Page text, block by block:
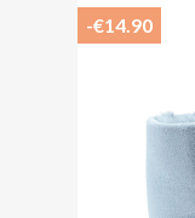
-€14.90